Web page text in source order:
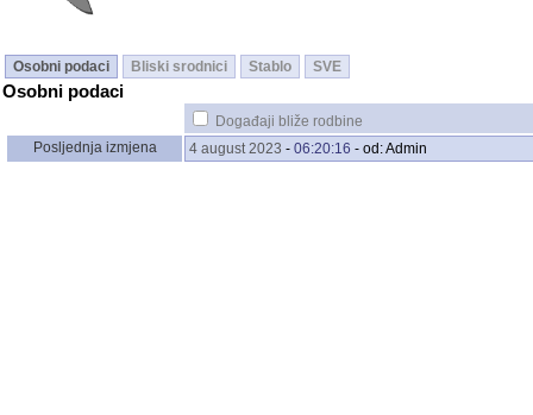
Osobni podaci Bliski srodnici Stablo SVE
Osobni podaci
Događaji bliže rodbine
Posljednja izmjena
4 august 2023 - 06:20:16 - od: Admin